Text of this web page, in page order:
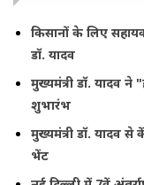
किसानों के लिए
डॉ. यादव
मुख्यमंत्री डॉ. यादव ने
शुभारंभ
मुख्यमंत्री डॉ. यादव से
भेंट